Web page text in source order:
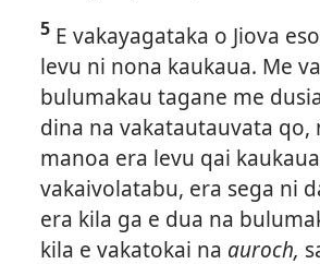
5 E vakayagataka o Jiova
levu ni nona kaukaua. Me
bulumakau tagane me
dina na vakatautauvata
manoa era levu qai
vakaivolatabu, era sega ni
era kila ga e dua na
kila e vakatokai na auroch,